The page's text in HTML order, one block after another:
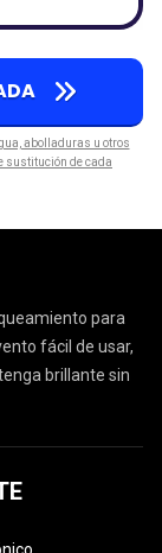
abolladuras u otros
sustitución de cada
para
fácil de usar,
brillante sin